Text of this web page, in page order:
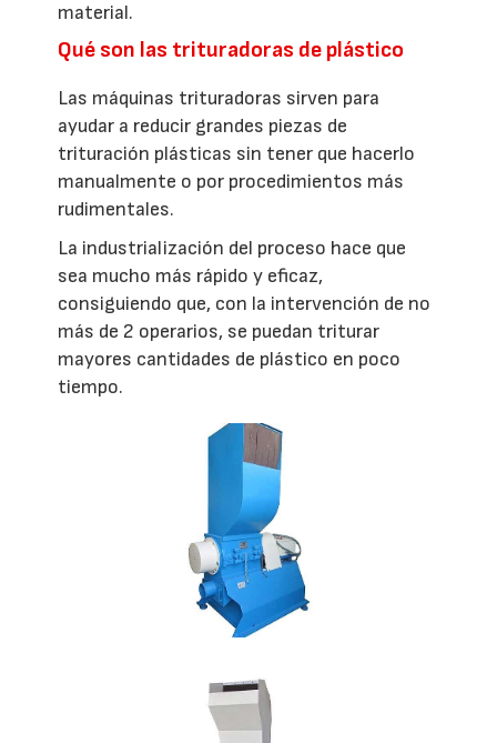
material.
Qué son las trituradoras de plástico
Las máquinas trituradoras sirven para
ayudar a reducir grandes piezas de
trituración plásticas sin tener que hacerlo
manualmente o por procedimientos más
rudimentales.
La industrialización del proceso hace que
sea mucho más rápido y eficaz,
consiguiendo que, con la intervención de no
más de 2 operarios, se puedan triturar
mayores cantidades de plástico en poco
tiempo.